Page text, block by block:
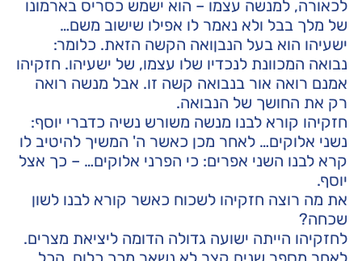
לכאורה, למנשה עצמו – הוא ישמש כסריס בארמונו
של מלך בבל ולא נאמר לו אפילו שישוב משם…
ישעיהו הוא בעל הנבןואה הקשה הזאת. כלומר:
נבואה המכוונת לנכדיו שלו עצמו, של ישעיהו. חזקיהו
אמנם רואה אור בנבואה קשה זו. אבל מנשה רואה
רק את החושך של הנבואה.
חזקיהו קורא לבנו מנשה משורש נשיה כדברי יוסף:
נשני אלוקים… לאחר מכן כאשר ה' המשיך להיטיב לו
קרא לבנו השני אפרים: כי הפרני אלוקים… – כך אצל
יוסף.
את מה רוצה חזקיהו לשכוח כאשר קורא לבנו לשון
שכחה?
לחזקיהו הייתה ישועה גדולה הדומה ליציאת מצרים.